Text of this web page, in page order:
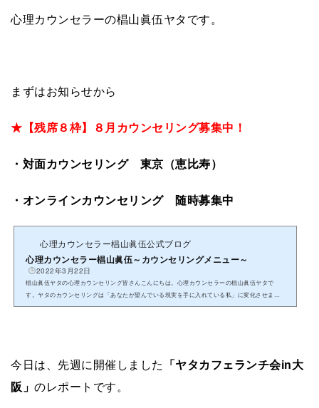
心理カウンセラーの椙山眞伍ヤタです。
まずはお知らせから
★【残席８枠】８月カウンセリング募集中！
・対面カウンセリング 東京（恵比寿）
・オンラインカウンセリング 随時募集中
心理カウンセラー椙山眞伍公式ブログ
心理カウンセラー椙山眞伍～カウンセリングメニュー～
2022年3月22日
椙山眞伍ヤタの心理カウンセリング皆さんこんにちは。心理カウンセラーの椙山眞伍ヤタで
す。ヤタのカウンセリングは「あなたが望んでいる現実を手に入れている私」に変化させま
す！椙山眞伍ヤタが今までの学びで...
今日は、先週に開催しました
「ヤタカフェランチ会in大
阪」 のレポートです。